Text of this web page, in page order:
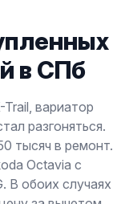
в СПб
вариатор
разгоняться.
тысяч в ремонт.
Octavia с
В обоих случаях